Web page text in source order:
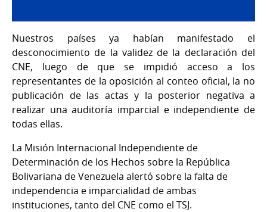
Nuestros países ya habían manifestado el
desconocimiento de la validez de la declaración del
CNE, luego de que se impidió acceso a los
representantes de la oposición al conteo oficial, la no
publicación de las actas y la posterior negativa a
realizar una auditoría imparcial e independiente de
todas ellas.
La Misión Internacional Independiente de
Determinación de los Hechos sobre la República
Bolivariana de Venezuela alertó sobre la falta de
independencia e imparcialidad de ambas
instituciones, tanto del CNE como el TSJ.